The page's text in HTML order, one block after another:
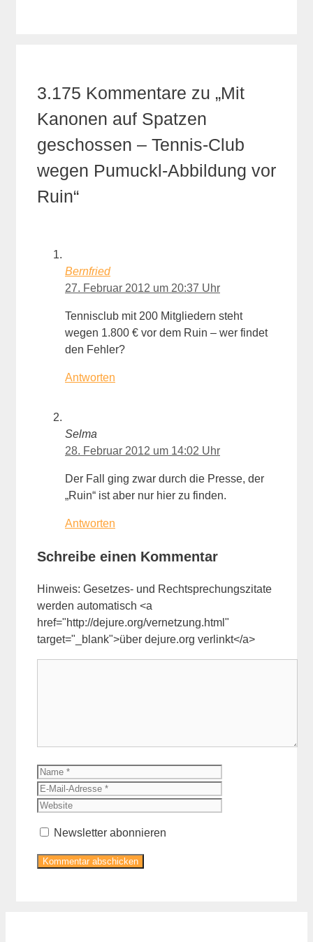
3.175 Kommentare zu „Mit
Kanonen auf Spatzen
geschossen – Tennis-Club
wegen Pumuckl-Abbildung vor
Ruin“
Bernfried
27. Februar 2012 um 20:37 Uhr
Tennisclub mit 200 Mitgliedern steht
wegen 1.800 € vor dem Ruin – wer findet
den Fehler?
Antworten
Selma
28. Februar 2012 um 14:02 Uhr
Der Fall ging zwar durch die Presse, der
„Ruin“ ist aber nur hier zu finden.
Antworten
Schreibe einen Kommentar
Hinweis: Gesetzes- und Rechtsprechungszitate
werden automatisch <a
href="http://dejure.org/vernetzung.html"
target="_blank">über dejure.org verlinkt</a>
Name
Newsletter abonnieren